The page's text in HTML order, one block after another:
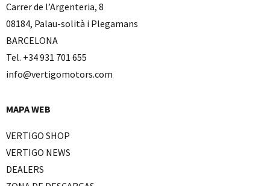
Carrer de l’Argenteria, 8
08184, Palau-solità i Plegamans
BARCELONA
Tel. +34 931 701 655
info@vertigomotors.com
MAPA WEB
VERTIGO SHOP
VERTIGO NEWS
DEALERS